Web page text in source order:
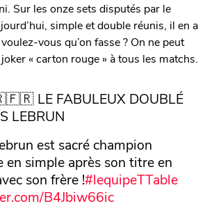
Sur les onze sets disputés par le
simple et double réunis, il en a
vous qu’on fasse ? On ne peut
« carton rouge » à tous les matchs.
LE FABULEUX DOUBLÉ
LEBRUN
est sacré champion
en simple après son titre en
son frère !#lequipeTTable
B4Jbiw66ic